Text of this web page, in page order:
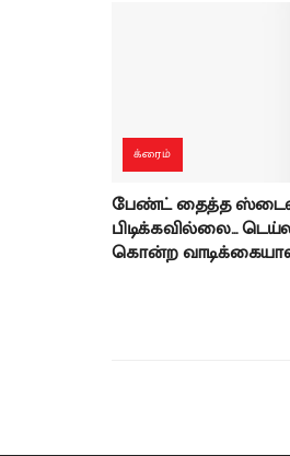
க்ரைம்
பேண்ட் தைத்த
பிடிக்கவில்லை…
கொன்ற